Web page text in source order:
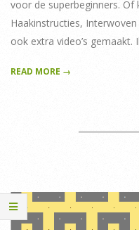
voor de superbeginners.
Haakinstructies,
ook extra video’s
READ MORE →